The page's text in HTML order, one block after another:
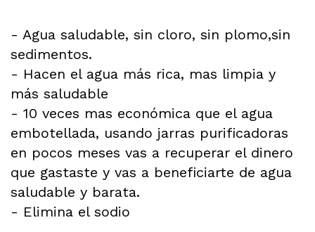
- Agua saludable, sin cloro, sin plomo,sin
sedimentos.
- Hacen el agua más rica, mas limpia y
más saludable
- 10 veces mas económica que el agua
embotellada, usando jarras purificadoras
en pocos meses vas a recuperar el dinero
que gastaste y vas a beneficiarte de agua
saludable y barata.
- Elimina el sodio